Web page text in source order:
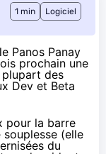
1 min Logiciel
Panos Panay
prochain une
des
Dev et Beta
pour la barre
(elle
du